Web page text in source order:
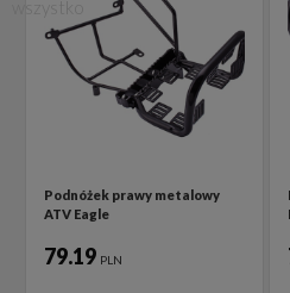
Podnóżek prawy metalowy
ATV Eagle
79.19 PLN